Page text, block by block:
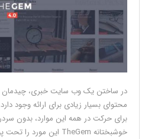
در ساختن یک وب سایت خبری، چیدمان
محتوای بسیار زیادی برای ارائه وجود
برای حرکت در همه این موارد، بدون
خوشبختانه TheGem این مورد را تحت پوشش قرار داده است.